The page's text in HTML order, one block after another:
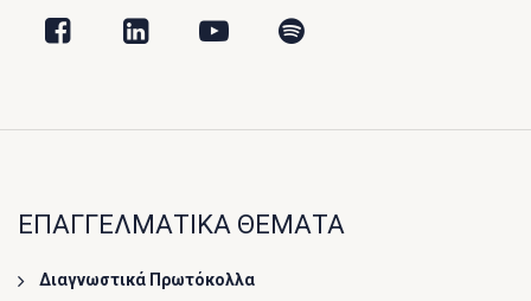
ΕΠΑΓΓΕΛΜΑΤΙΚΑ ΘΕΜΑΤΑ
Διαγνωστικά Πρωτόκολλα